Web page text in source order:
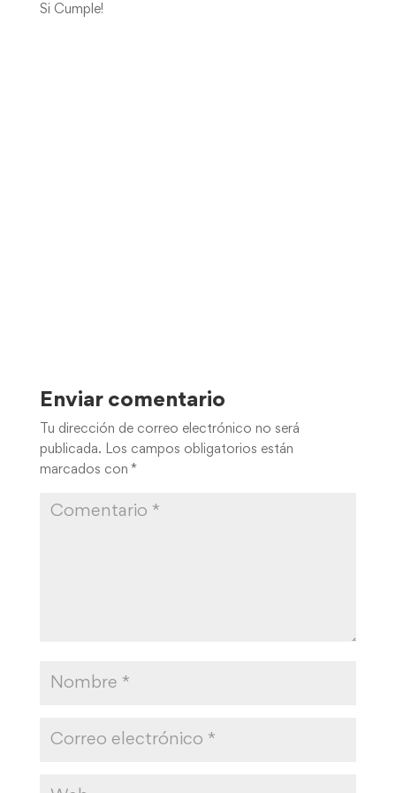
Si Cumple!
Enviar comentario
Tu dirección de correo electrónico no será
publicada. Los campos obligatorios están
marcados con *